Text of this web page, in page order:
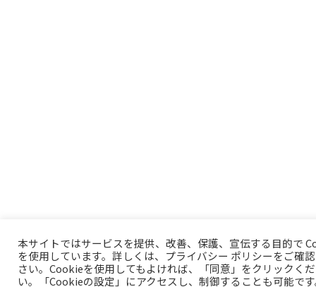
本サイトではサービスを提供、改善、保護、宣伝する目的で
を使用しています。詳しくは、プライバシー ポリシーをご確
さい。Cookieを使用してもよければ、「同意」をクリックく
い。「Cookieの設定」にアクセスし、制御することも可能で